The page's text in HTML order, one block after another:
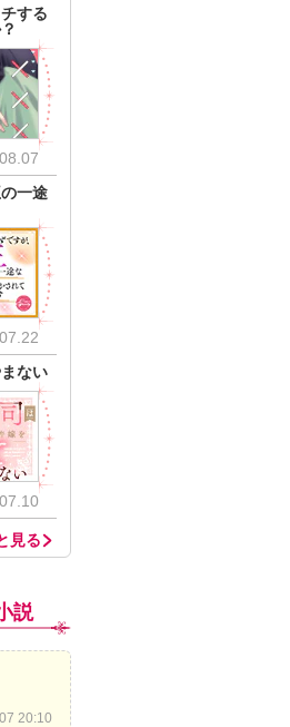
する
一途
ない
見る
説
20:10